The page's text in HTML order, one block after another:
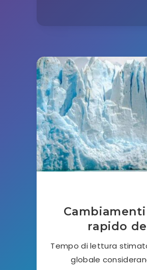
rapido
Tempo di lettura
globale